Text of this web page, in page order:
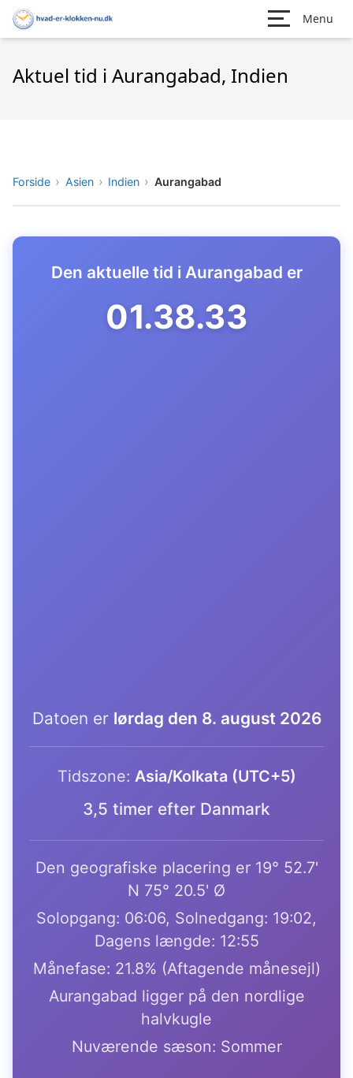
Menu
Aktuel tid i Aurangabad, Indien
Forside Asien Indien Aurangabad
Den aktuelle tid i Aurangabad er
01.38.34
Datoen er lørdag den 8. august 2026
Tidszone: Asia/Kolkata (UTC+5)
3,5 timer efter Danmark
Den geografiske placering er 19° 52.7'
N 75° 20.5' Ø
Solopgang: 06:06, Solnedgang: 19:02,
Dagens længde: 12:55
Månefase: 21.8% (Aftagende månesejl)
Aurangabad ligger på den nordlige
halvkugle
Nuværende sæson: Sommer